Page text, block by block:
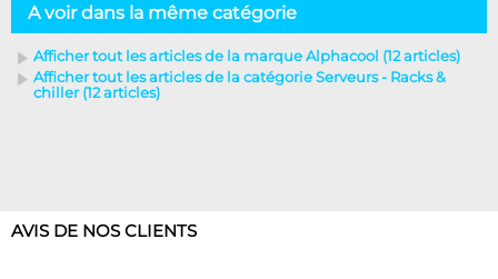
A voir dans la même catégorie
Afficher tout les articles de la marque Alphacool (12 articles)
Afficher tout les articles de la catégorie Serveurs - Racks &
chiller (12 articles)
AVIS DE NOS CLIENTS